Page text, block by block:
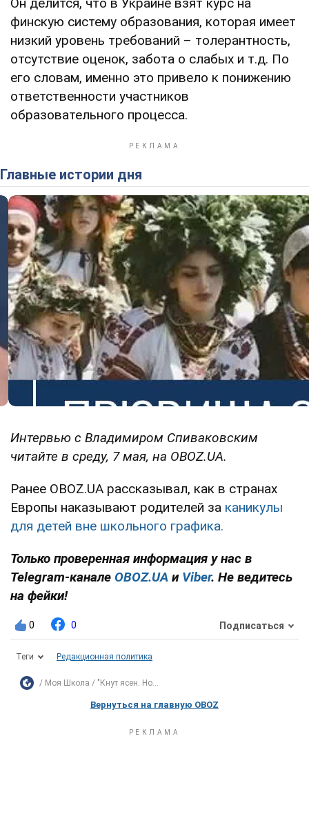
финскую систему образования, которая имеет
низкий уровень требований – толерантность,
отсутствие оценок, забота о слабых и т.д. По
его словам, именно это привело к понижению
ответственности участников
образовательного процесса.
Главные истории дня
Интервью с Владимиром Спиваковским
читайте в среду, 7 мая, на OBOZ.UA.
Ранее OBOZ.UA рассказывал, как в странах
Европы наказывают родителей за каникулы
для детей вне школьного графика.
Только проверенная информация у нас в
Telegram-канале OBOZ.UA и Viber. Не ведитесь
на фейки!
0 0 Подписаться
Теги Редакционная политика
Моя Школа "Кнут ясен. Но...
Вернуться на главную OBOZ